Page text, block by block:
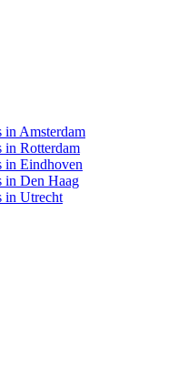
in Amsterdam
in Rotterdam
in Eindhoven
in Den Haag
in Utrecht